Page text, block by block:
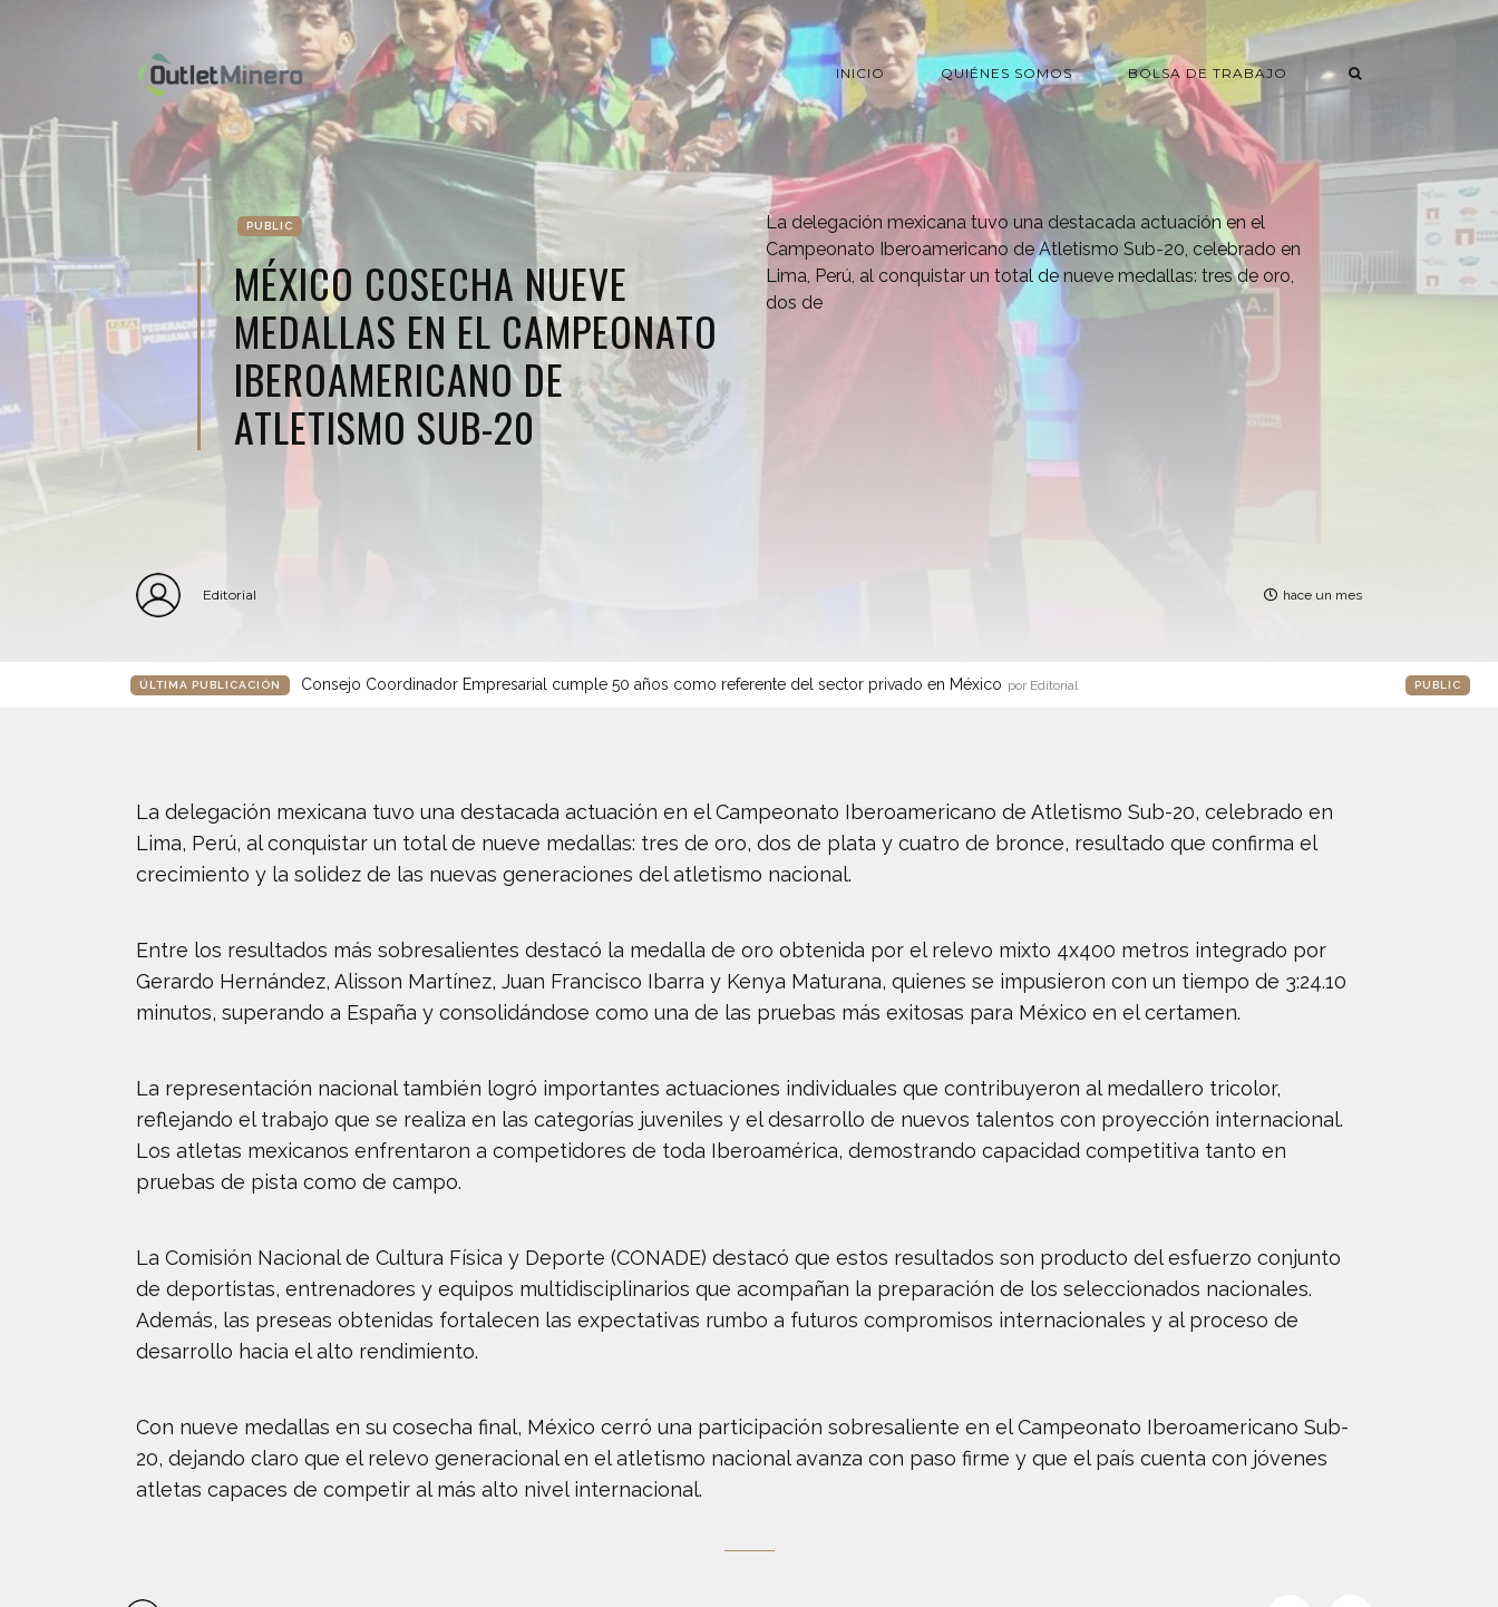
INICIO QUIÉNES SOMOS BOLSA DE TRABAJO
PUBLIC
MÉXICO COSECHA NUEVE
MEDALLAS EN EL CAMPEONATO
IBEROAMERICANO DE
ATLETISMO SUB-20
La delegación mexicana tuvo una destacada actuación en el
Campeonato Iberoamericano de Atletismo Sub-20, celebrado en
Lima, Perú, al conquistar un total de nueve medallas: tres de oro,
dos de
Editorial hace un mes
ÚLTIMA PUBLICACIÓN Consejo Coordinador Empresarial cumple 50 años como referente del sector privado en México por Editorial PUBLIC
La delegación mexicana tuvo una destacada actuación en el Campeonato Iberoamericano de Atletismo Sub-20, celebrado en
Lima, Perú, al conquistar un total de nueve medallas: tres de oro, dos de plata y cuatro de bronce, resultado que confirma el
crecimiento y la solidez de las nuevas generaciones del atletismo nacional.
Entre los resultados más sobresalientes destacó la medalla de oro obtenida por el relevo mixto 4x400 metros integrado por
Gerardo Hernández, Alisson Martínez, Juan Francisco Ibarra y Kenya Maturana, quienes se impusieron con un tiempo de 3:24.10
minutos, superando a España y consolidándose como una de las pruebas más exitosas para México en el certamen.
La representación nacional también logró importantes actuaciones individuales que contribuyeron al medallero tricolor,
reflejando el trabajo que se realiza en las categorías juveniles y el desarrollo de nuevos talentos con proyección internacional.
Los atletas mexicanos enfrentaron a competidores de toda Iberoamérica, demostrando capacidad competitiva tanto en
pruebas de pista como de campo.
La Comisión Nacional de Cultura Física y Deporte (CONADE) destacó que estos resultados son producto del esfuerzo conjunto
de deportistas, entrenadores y equipos multidisciplinarios que acompañan la preparación de los seleccionados nacionales.
Además, las preseas obtenidas fortalecen las expectativas rumbo a futuros compromisos internacionales y al proceso de
desarrollo hacia el alto rendimiento.
Con nueve medallas en su cosecha final, México cerró una participación sobresaliente en el Campeonato Iberoamericano Sub-
20, dejando claro que el relevo generacional en el atletismo nacional avanza con paso firme y que el país cuenta con jóvenes
atletas capaces de competir al más alto nivel internacional.